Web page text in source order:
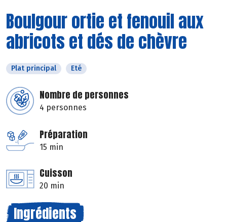
Boulgour ortie et fenouil aux
abricots et dés de chèvre
Plat principal Eté
Nombre de personnes
4 personnes
Préparation
15 min
Cuisson
20 min
Ingrédients